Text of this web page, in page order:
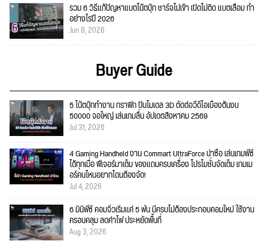
รวม 6 วิธีแก้ปัญหาแบตโน้ตบุ๊ก ชาร์จไม่เข้า เปิดไม่ติด แบตเสื่อม ทำ
อย่างไรปี 2026
Jun 8, 2026
Buyer Guide
5 โน้ตบุ๊กทำงาน กราฟิก ปั้นโมเดล 3D ตัดต่อวีดีโอเบื้องต้นงบ
50000 จอใหญ่ เล่นเกมลื่น อัปเดตสิงหาคม 2569
Jul 31, 2026
4 Gaming Handheld งาน Commart UltraForce น่าซื้อ เล่นเกมพีซี
ได้ทุกเมื่อ ฟีเจอร์มาเต็ม ของแถมครบเครื่อง โปรโมชั่นจัดเต็ม เกมเม
อร์คนไหนอยากโดนต้องจัด!
Jul 4, 2026
6 มินิพีซี คอมจิ๋วเริ่มแค่ 5 พัน มีครบไม่ต้องประกอบคอมใหม่ ใช้งาน
ครอบคลุม ลดค่าไฟ ประหยัดพื้นที่
Aug 3, 2026